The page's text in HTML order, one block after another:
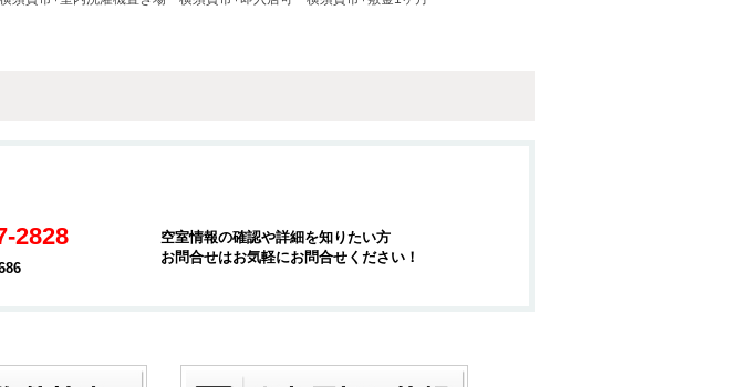
2828
空室情報の確認や詳細を知りたい方
お問合せはお気軽にお問合せください！